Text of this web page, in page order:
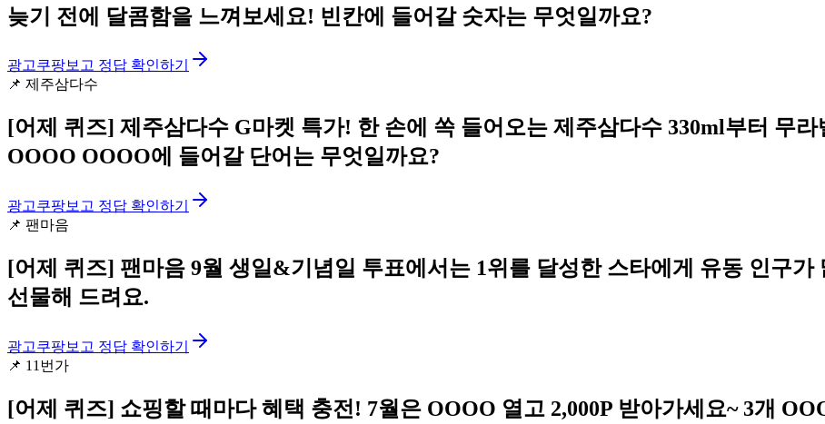
늦기 전에 달콤함을 느껴보세요! 빈칸에 들어갈 숫자는 무엇일까요?
광고쿠팡보고 정답 확인하기
📌 제주삼다수
[어제 퀴즈] 제주삼다수 G마켓 특가! 한 손에 쏙 들어오는 제주삼다수 330ml부터 무
OOOO OOOO에 들어갈 단어는 무엇일까요?
광고쿠팡보고 정답 확인하기
📌 팬마음
[어제 퀴즈] 팬마음 9월 생일&기념일 투표에서는 1위를 달성한 스타에게 유동 인구
선물해 드려요.
광고쿠팡보고 정답 확인하기
📌 11번가
[어제 퀴즈] 쇼핑할 때마다 혜택 충전! 7월은 OOOO 열고 2,000P 받아가세요~ 3개